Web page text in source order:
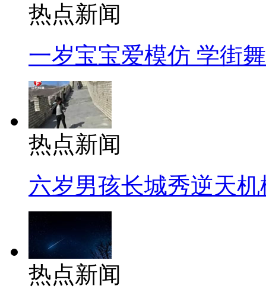
热点新闻
一岁宝宝爱模仿 学街
热点新闻
六岁男孩长城秀逆天机
热点新闻